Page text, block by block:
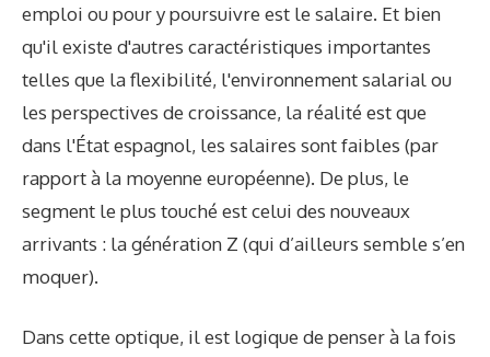
emploi ou pour y poursuivre est le salaire. Et bien
qu'il existe d'autres caractéristiques importantes
telles que la flexibilité, l'environnement salarial ou
les perspectives de croissance, la réalité est que
dans l'État espagnol, les salaires sont faibles (par
rapport à la moyenne européenne). De plus, le
segment le plus touché est celui des nouveaux
arrivants : la génération Z (qui d’ailleurs semble s’en
moquer).
Dans cette optique, il est logique de penser à la fois